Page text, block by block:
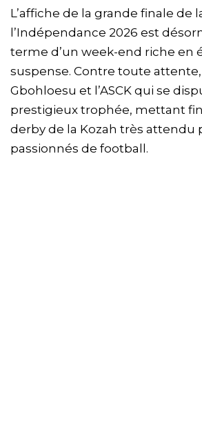
L’affiche de la grande finale de
l’Indépendance 2026 est
terme d’un week-end riche en
suspense. Contre toute
Gbohloesu et l’ASCK qui se
prestigieux trophée, mettant fin
derby de la Kozah très attendu
passionnés de football.